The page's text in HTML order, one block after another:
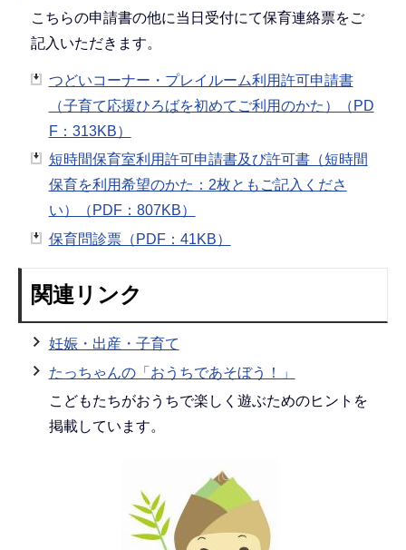
こちらの申請書の他に当日受付にて保育連絡票をご
記入いただきます。
つどいコーナー・プレイルーム利用許可申請書
（子育て応援ひろばを初めてご利用のかた）（PD
F：313KB）
短時間保育室利用許可申請書及び許可書（短時間
保育を利用希望のかた：2枚ともご記入くださ
い）（PDF：807KB）
保育問診票（PDF：41KB）
関連リンク
妊娠・出産・子育て
たっちゃんの「おうちであそぼう！」
こどもたちがおうちで楽しく遊ぶためのヒントを
掲載しています。